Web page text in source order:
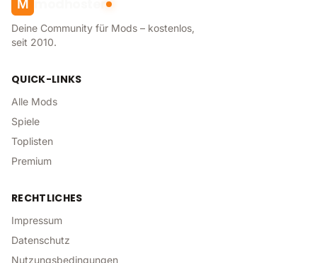
M
Deine Community für Mods – kostenlos,
seit 2010.
QUICK-LINKS
Alle Mods
Spiele
Toplisten
Premium
RECHTLICHES
Impressum
Datenschutz
Nutzungsbedingungen